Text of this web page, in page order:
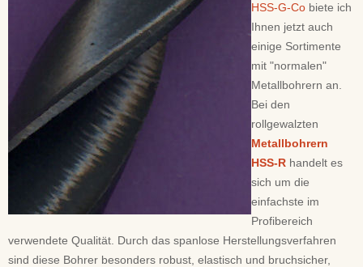
HSS-G-Co biete ich
Ihnen jetzt auch
einige Sortimente
mit "normalen"
Metallbohrern an.
Bei den
rollgewalzten
Metallbohrern
HSS-R handelt es
sich um die
einfachste im
Profibereich
verwendete Qualität. Durch das spanlose Herstellungsverfahren
sind diese Bohrer besonders robust, elastisch und bruchsicher,